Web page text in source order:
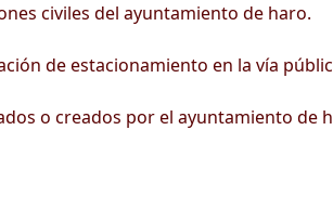
civiles del ayuntamiento de haro.
de estacionamiento en la vía
o creados por el ayuntamiento